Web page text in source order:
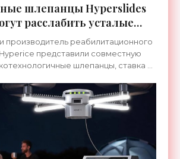
шлепанцы Hyperslides
расслабить усталые
- «Гаджеты»
производитель реабилитационного
представили совместную
шлепанцы, ставка в